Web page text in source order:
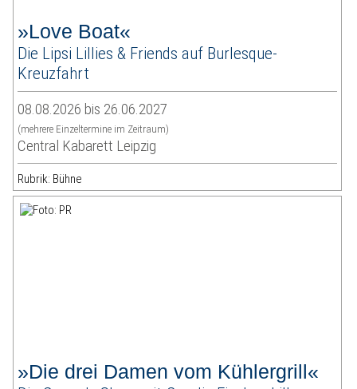
»Love Boat«
Die Lipsi Lillies & Friends auf Burlesque-
Kreuzfahrt
08.08.2026 bis 26.06.2027
(mehrere Einzeltermine im Zeitraum)
Central Kabarett Leipzig
Rubrik: Bühne
»Die drei Damen vom Kühlergrill«